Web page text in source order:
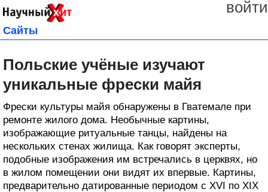
войти
Сайты
Польские учёные изучают
уникальные фрески майя
Фрески культуры майя обнаружены в Гватемале при
ремонте жилого дома. Необычные картины,
изображающие ритуальные танцы, найдены на
нескольких стенах жилища. Как говорят эксперты,
подобные изображения им встречались в церквях, но
в жилом помещении они видят их впервые. Картины,
предварительно датированные периодом с XVI по XIX